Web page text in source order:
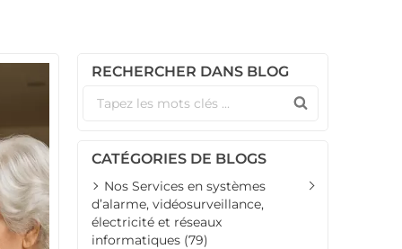
RECHERCHER DANS BLOG
CATÉGORIES DE BLOGS
Nos Services en systèmes
d’alarme, vidéosurveillance,
électricité et réseaux
informatiques (79)